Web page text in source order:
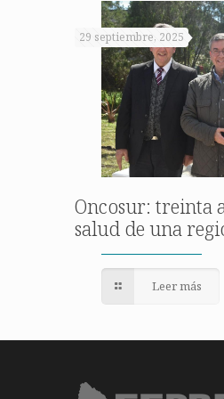
29 septiembre, 2025
Oncosur: treinta
salud de una
Leer más